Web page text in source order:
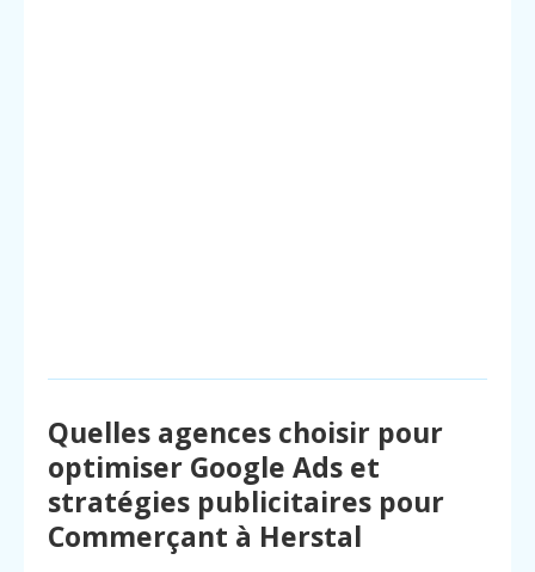
Quelles agences choisir pour
optimiser Google Ads et
stratégies publicitaires pour
Commerçant à Herstal